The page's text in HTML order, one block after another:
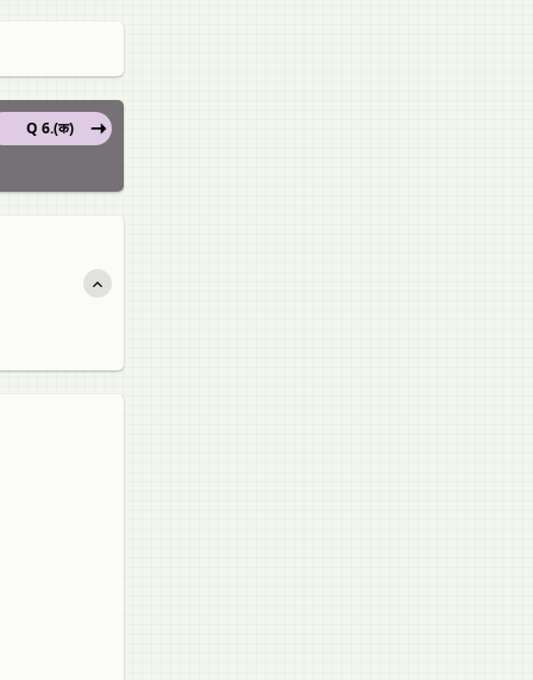
Q 6.(क)